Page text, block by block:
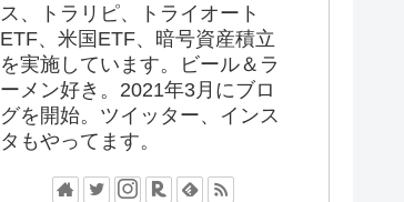
ス、トラリピ、トライオート
ETF、米国ETF、暗号資産積立
を実施しています。ビール＆ラ
ーメン好き。2021年3月にブロ
グを開始。ツイッター、インス
タもやってます。